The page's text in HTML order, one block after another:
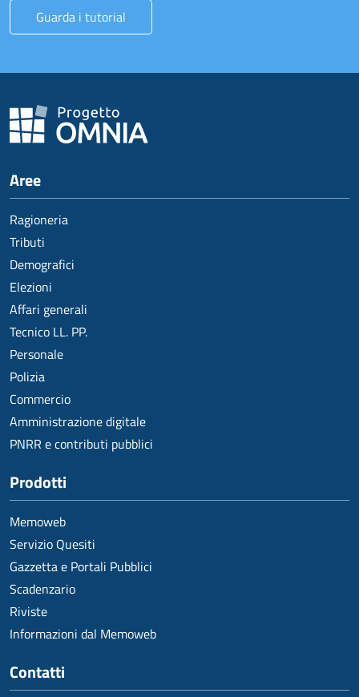
Guarda i tutorial
Aree
Ragioneria
Tributi
Demografici
Elezioni
Affari generali
Tecnico LL. PP.
Personale
Polizia
Commercio
Amministrazione digitale
PNRR e contributi pubblici
Prodotti
Memoweb
Servizio Quesiti
Gazzetta e Portali Pubblici
Scadenzario
Riviste
Informazioni dal Memoweb
Contatti